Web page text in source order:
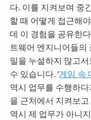
다. 이를 지켜보며 중
할 때 어떻게 접근해
데 이 경험을 공유한
트웨어 엔지니어들의
밀을 누설하지 않고
수 있습니다. ‘게임 속
역시 업무를 수행하
을 근처에서 지켜보
역시 제 업무가 아니